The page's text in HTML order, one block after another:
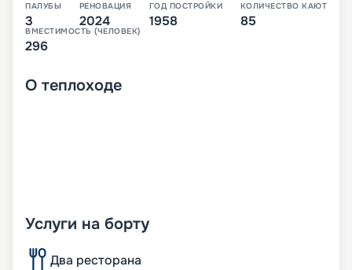
ПАЛУБЫ
3
РЕНОВАЦИЯ
2024
ГОД ПОСТРОЙКИ
1958
КОЛИЧЕСТВО КАЮТ
85
ВМЕСТИМОСТЬ (ЧЕЛОВЕК)
296
О теплоходе
Услуги на борту
Два ресторана